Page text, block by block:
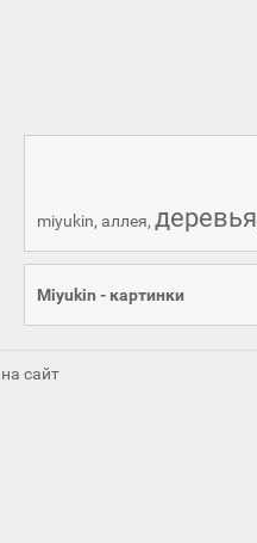
miyukin, аллея, деревья
Miyukin - картинки
сайт